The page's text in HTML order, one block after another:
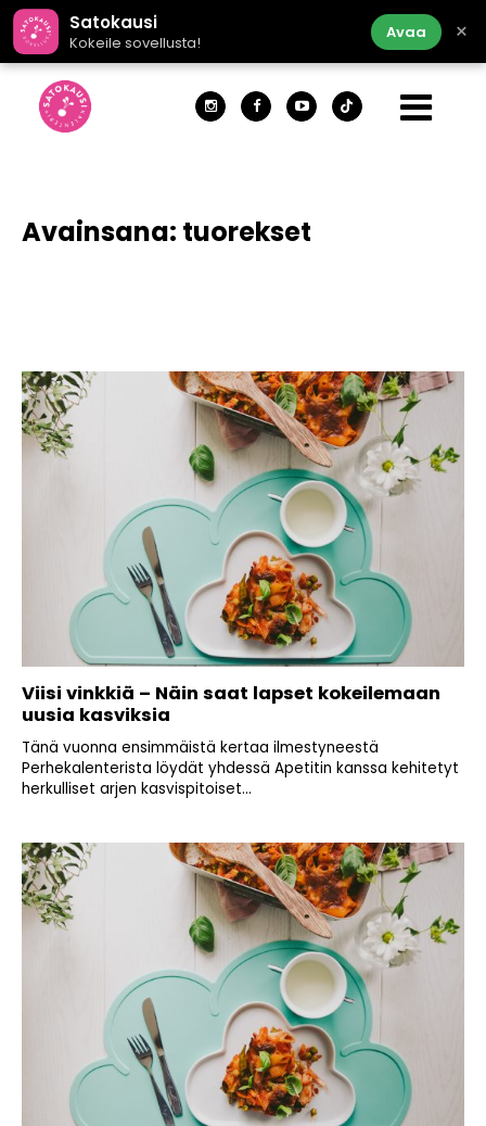
Satokausi
Kokeile sovellusta!
Avaa ×
Avainsana: tuorekset
Viisi vinkkiä – Näin saat lapset kokeilemaan
uusia kasviksia
Tänä vuonna ensimmäistä kertaa ilmestyneestä
Perhekalenterista löydät yhdessä Apetitin kanssa kehitetyt
herkulliset arjen kasvispitoiset...